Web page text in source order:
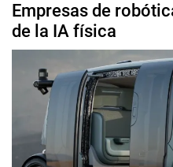
Empresas de
de la IA física